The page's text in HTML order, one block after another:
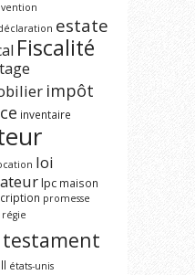
estate
Fiscalité
impôt
inventaire
loi
lpc maison
promesse
régie
testament
états-unis